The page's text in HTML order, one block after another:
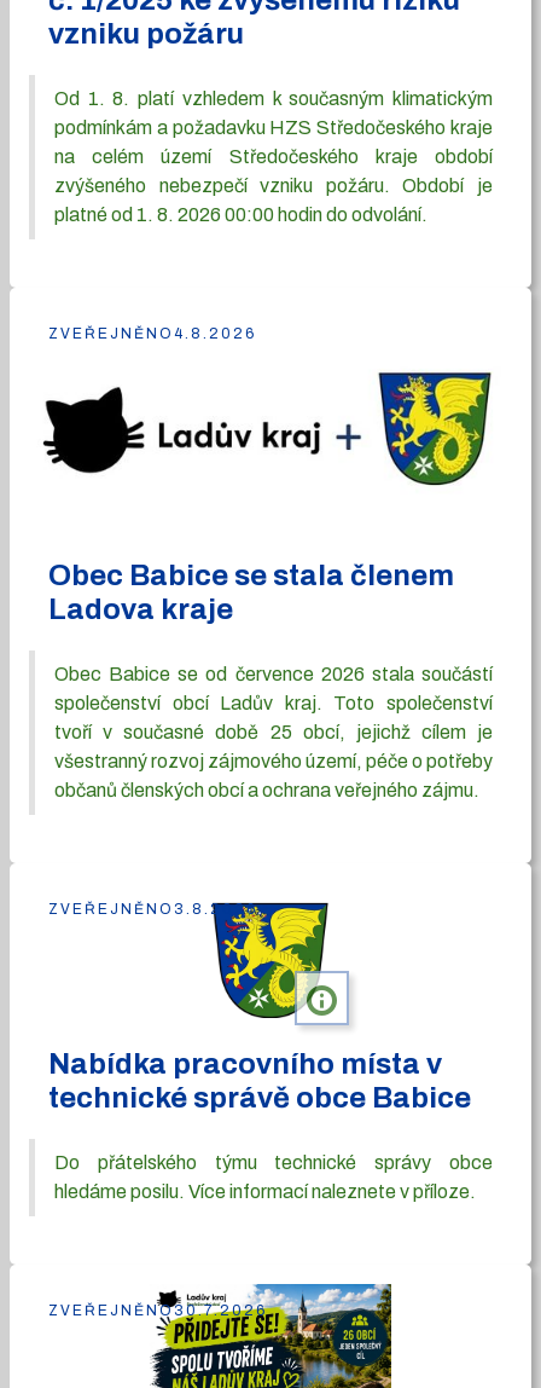
vzniku požáru
Od 1. 8. platí vzhledem k současným klimatickým
podmínkám a požadavku HZS Středočeského kraje
na celém území Středočeského kraje období
zvýšeného nebezpečí vzniku požáru. Období je
platné od 1. 8. 2026 00:00 hodin do odvolání.
Obec Babice se stala členem
Ladova kraje
Obec Babice se od července 2026 stala součástí
společenství obcí Ladův kraj. Toto společenství
tvoří v současné době 25 obcí, jejichž cílem je
všestranný rozvoj zájmového území, péče o potřeby
občanů členských obcí a ochrana veřejného zájmu.
ZVEŘEJNĚNO 4.8.2026
info
Nabídka pracovního místa v
technické správě obce Babice
Do přátelského týmu technické správy obce
hledáme posilu. Více informací naleznete v příloze.
ZVEŘEJNĚNO 3.8.2026
ZVEŘEJNĚNO30.7.2026